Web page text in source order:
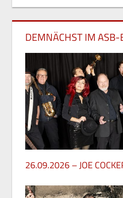
DEMNÄCHST IM
26.09.2026 – JOE